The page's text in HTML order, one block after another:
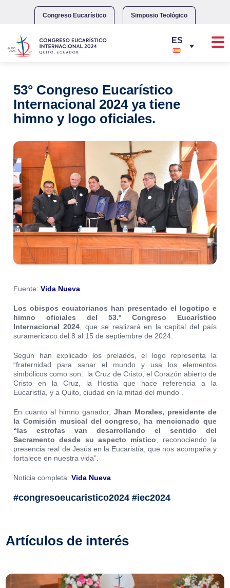
Congreso Eucarístico Simposio Teológico
53° Congreso Eucarístico
Internacional 2024 ya tiene
himno y logo oficiales.
Fuente:Vida Nueva
Los obispos ecuatorianos han presentado el logotipo e
himno oficiales del 53.º Congreso Eucarístico
Internacional 2024 , que se realizará en la capital del país
suramericaco del 8 al 15 de septiembre de 2024.
Según han explicado los prelados, el logo representa la
“fraternidad para sanar el mundo y usa los elementos
simbólicos como son: la Cruz de Cristo, el Corazón abierto de
Cristo en la Cruz, la Hostia que hace referencia a la
Eucaristía, y a Quito, ciudad en la mitad del mundo”.
En cuanto al himno ganador, Jhan Morales, presidente de
la Comisión musical del congreso, ha mencionado que
“las estrofas van desarrollando el sentido del
Sacramento desde su aspecto místico , reconociendo la
presencia real de Jesús en la Eucaristía, que nos acompaña y
fortalece en nuestra vida”.
Noticia completa:Vida Nueva
#congresoeucaristico2024 #iec2024
Artículos de interés